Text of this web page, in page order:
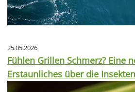
25.05.2026
Fühlen Grillen Schmerz? Eine
Erstaunliches über die Insekten